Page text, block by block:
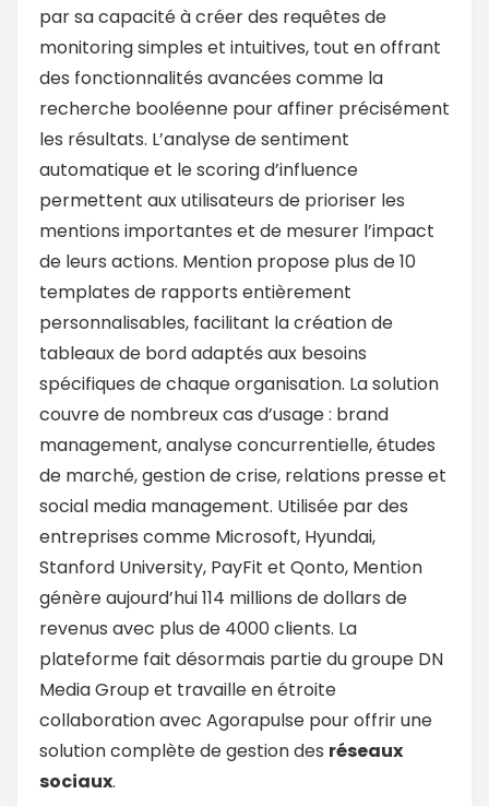
par sa capacité à créer des requêtes de
monitoring simples et intuitives, tout en offrant
des fonctionnalités avancées comme la
recherche booléenne pour affiner précisément
les résultats. L’analyse de sentiment
automatique et le scoring d’influence
permettent aux utilisateurs de prioriser les
mentions importantes et de mesurer l’impact
de leurs actions. Mention propose plus de 10
templates de rapports entièrement
personnalisables, facilitant la création de
tableaux de bord adaptés aux besoins
spécifiques de chaque organisation. La solution
couvre de nombreux cas d’usage : brand
management, analyse concurrentielle, études
de marché, gestion de crise, relations presse et
social media management. Utilisée par des
entreprises comme Microsoft, Hyundai,
Stanford University, PayFit et Qonto, Mention
génère aujourd’hui 114 millions de dollars de
revenus avec plus de 4000 clients. La
plateforme fait désormais partie du groupe DN
Media Group et travaille en étroite
collaboration avec Agorapulse pour offrir une
solution complète de gestion des réseaux
sociaux.